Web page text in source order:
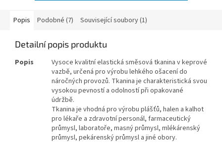
Popis Podobné (7) Související soubory (1)
Detailní popis produktu
Popis
Vysoce kvalitní elastická směsová tkanina v keprové
vazbě, určená pro výrobu lehkého ošacení do
náročných provozů. Tkanina je charakteristická svou
vysokou pevností a odolností při opakované
údržbě.
Tkanina je vhodná pro výrobu plášťů, halen a kalhot
pro lékaře a zdravotní personál, farmaceutický
průmysl, laboratoře, masný průmysl, mlékárenský
průmysl, pekárenský průmysl a jiné obory.